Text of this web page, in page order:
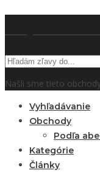
Našli sme tieto
Vyhľadávanie
Obchody
Podľa
Kategórie
Články